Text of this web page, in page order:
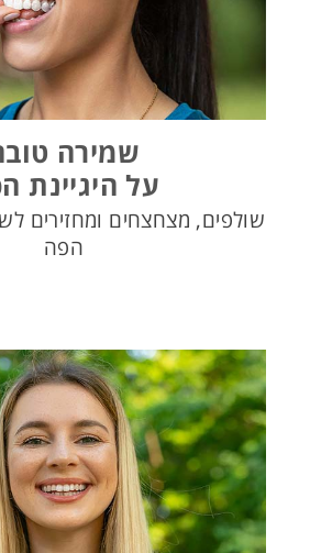
שמירה
על היגיינת
שולפים, מצחצחים ומחזירים
הפה